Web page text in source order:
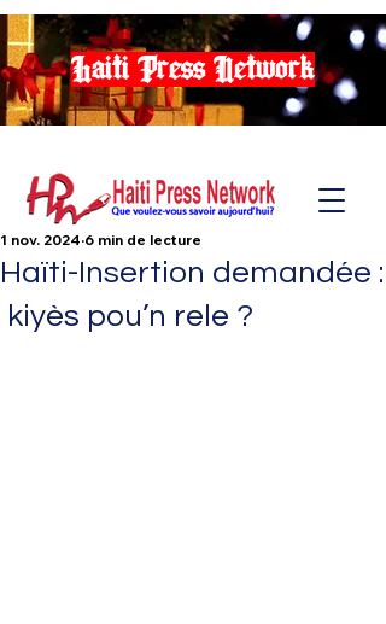
Haiti Press Network
Haïti-Insertion demandée :
kiyès pou’n rele ?
1 nov. 2024 6 min de lecture